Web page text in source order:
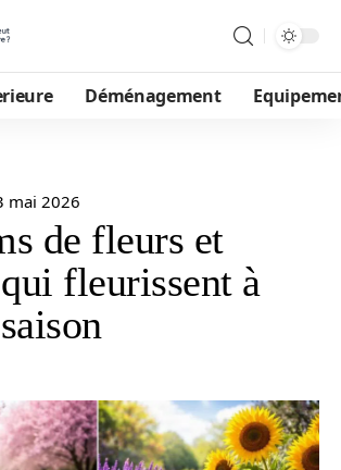
Déménagement
mai 2026
de fleurs et
fleurissent à